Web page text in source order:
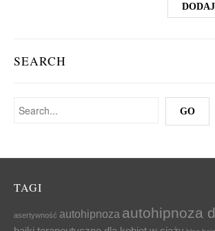
SEARCH
TAGI
asertywność autohipnoza autohipnoza